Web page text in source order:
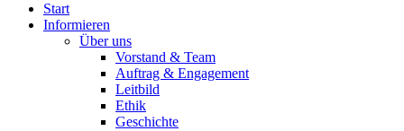
Start
Informieren
Über uns
Vorstand & Team
Auftrag & Engagement
Leitbild
Ethik
Geschichte